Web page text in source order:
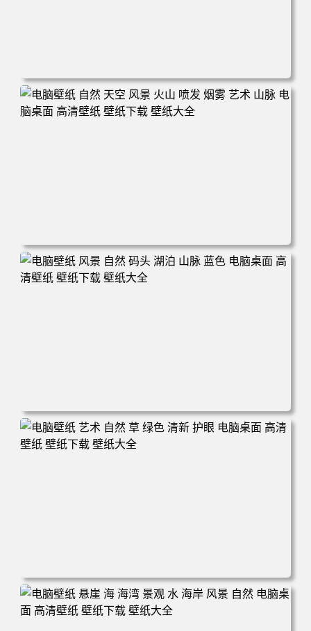
电脑壁纸 田野 风景 自然 云 天空 丘陵 微软 加利福尼亚 电
脑桌面 高清壁纸 壁纸下载 壁纸大全
电脑壁纸 自然 天空 风景 火山 喷发 烟雾 艺术 山脉 电脑桌
面 高清壁纸 壁纸下载 壁纸大全
电脑壁纸 风景 自然 码头 湖泊 山脉 蓝色 电脑桌面 高清壁纸
壁纸下载 壁纸大全
电脑壁纸 艺术 自然 草 绿色 清新 护眼 电脑桌面 高清壁纸
壁纸下载 壁纸大全